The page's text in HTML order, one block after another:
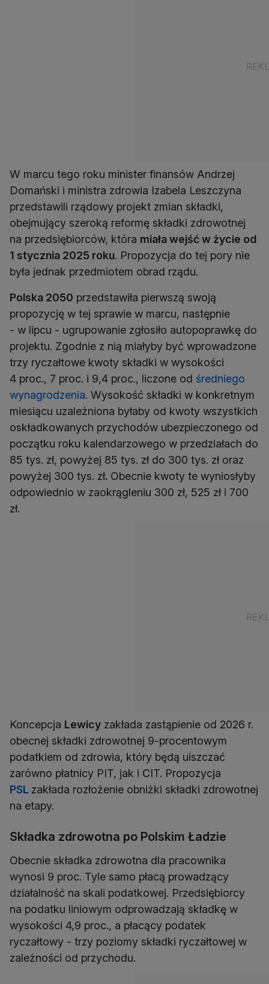
W marcu tego roku minister finansów Andrzej
Domański i ministra zdrowia Izabela Leszczyna
przedstawili rządowy projekt zmian składki,
obejmujący szeroką reformę składki zdrowotnej
na przedsiębiorców, która miała wejść w życie od
1 stycznia 2025 roku. Propozycja do tej pory nie
była jednak przedmiotem obrad rządu.
Polska 2050 przedstawiła pierwszą swoją
propozycję w tej sprawie w marcu, następnie
- w lipcu - ugrupowanie zgłosiło autopoprawkę do
projektu. Zgodnie z nią miałyby być wprowadzone
trzy ryczałtowe kwoty składki w wysokości
4 proc., 7 proc. i 9,4 proc., liczone od średniego
wynagrodzenia. Wysokość składki w konkretnym
miesiącu uzależniona byłaby od kwoty wszystkich
oskładkowanych przychodów ubezpieczonego od
początku roku kalendarzowego w przedziałach do
85 tys. zł, powyżej 85 tys. zł do 300 tys. zł oraz
powyżej 300 tys. zł. Obecnie kwoty te wyniosłyby
odpowiednio w zaokrągleniu 300 zł, 525 zł i 700
zł.
Koncepcja Lewicy zakłada zastąpienie od 2026 r.
obecnej składki zdrowotnej 9-procentowym
podatkiem od zdrowia, który będą uiszczać
zarówno płatnicy PIT, jak i CIT. Propozycja
PSL zakłada rozłożenie obniżki składki zdrowotnej
na etapy.
Składka zdrowotna po Polskim Ładzie
Obecnie składka zdrowotna dla pracownika
wynosi 9 proc. Tyle samo płacą prowadzący
działalność na skali podatkowej. Przedsiębiorcy
na podatku liniowym odprowadzają składkę w
wysokości 4,9 proc., a płacący podatek
ryczałtowy - trzy poziomy składki ryczałtowej w
zależności od przychodu.